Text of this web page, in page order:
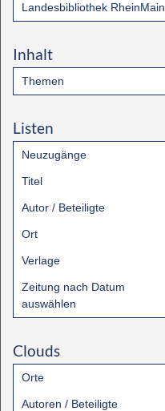
Landesbibliothek RheinMain
Inhalt
Themen
Listen
Neuzugänge
Titel
Autor / Beteiligte
Ort
Verlage
Zeitung nach Datum
auswählen
Clouds
Orte
Autoren / Beteiligte